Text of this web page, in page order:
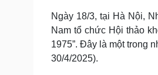
Ngày 18/3, tại Hà Nội,
Nam tổ chức Hội thảo
1975”. Đây là một trong
30/4/2025).